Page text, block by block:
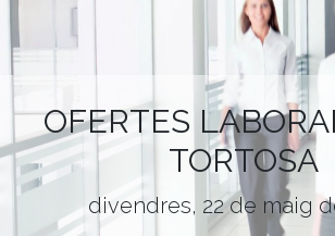
OFERTES
TORTOSA
divendres, 22 de maig